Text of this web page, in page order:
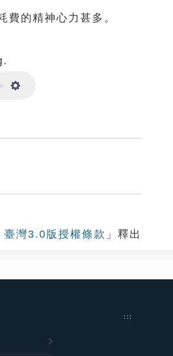
費的精神心力甚多。
灣3.0版授權條款 」釋出
:::